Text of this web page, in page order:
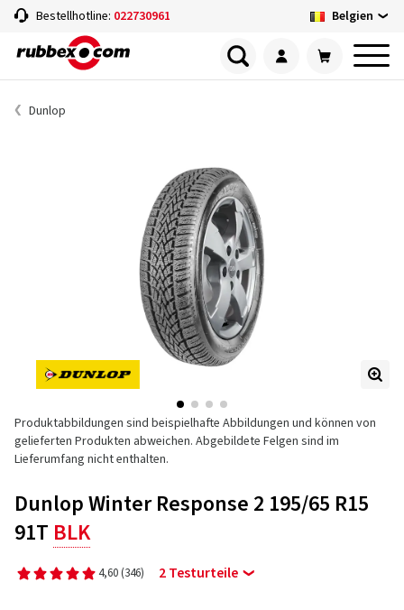
Bestellhotline: 022730961 Belgien
Dunlop
Produktabbildungen sind beispielhafte Abbildungen und können von
gelieferten Produkten abweichen. Abgebildete Felgen sind im
Lieferumfang nicht enthalten.
Dunlop Winter Response 2 195/65 R15
91T BLK
4,60 (346) 2 Testurteile